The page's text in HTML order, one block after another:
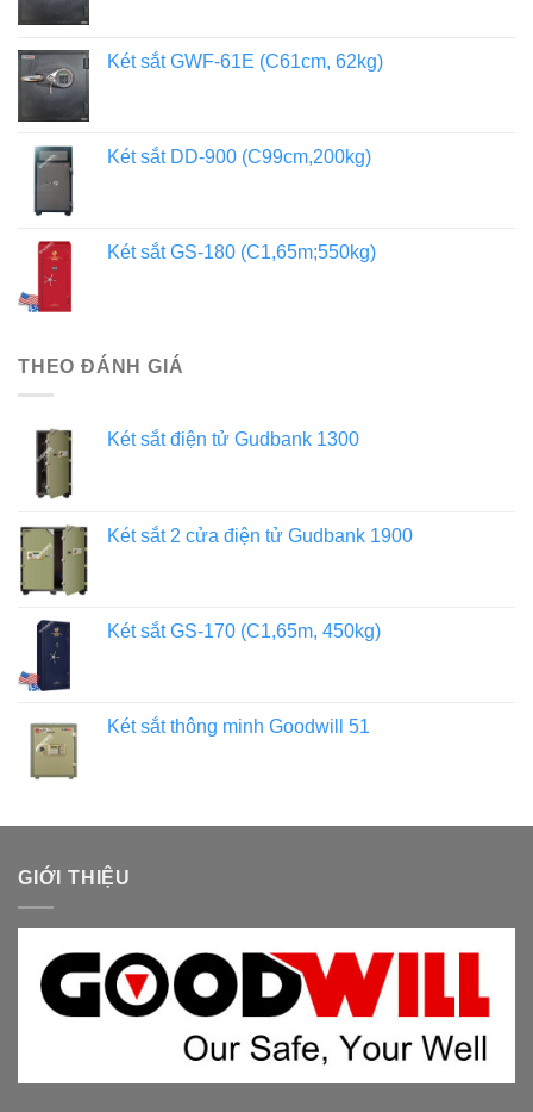
Két sắt GWF-61E (C61cm, 62kg)
Két sắt DD-900 (C99cm,200kg)
Két sắt GS-180 (C1,65m;550kg)
THEO ĐÁNH GIÁ
Két sắt điện tử Gudbank 1300
Két sắt 2 cửa điện tử Gudbank 1900
Két sắt GS-170 (C1,65m, 450kg)
Két sắt thông minh Goodwill 51
GIỚI THIỆU